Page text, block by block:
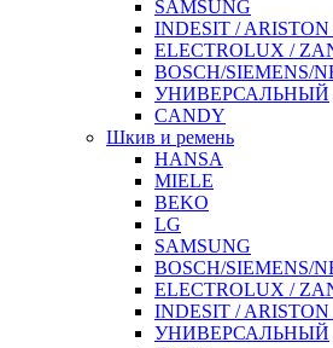
SAMSUNG
INDESIT /
ELECTROLUX /
BOSCH/SIEMENS/
УНИВЕРСАЛЬНЫЙ
CANDY
Шкив и ремень
HANSA
MIELE
BEKO
LG
SAMSUNG
BOSCH/SIEMENS/
ELECTROLUX /
INDESIT /
УНИВЕРСАЛЬНЫЙ